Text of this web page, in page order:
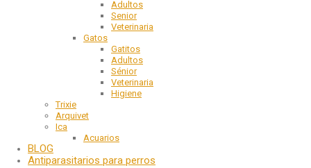
Adultos
Senior
Veterinaria
Gatos
Gatitos
Adultos
Sénior
Veterinaria
Higiene
Trixie
Arquivet
Ica
Acuarios
BLOG
Antiparasitarios para perros